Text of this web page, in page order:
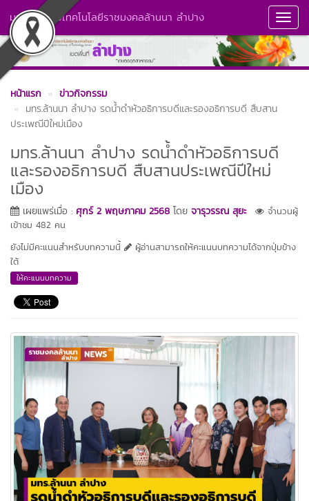
มหาวิทยาลัยเทคโนโลยีราชมงคลล้านนา ลำปาง
หน้าแรก
ข่าวกิจกรรม
มทร.ล้านนา ลำปาง รดน้ำดำหัวอธิการบดีและรองอธิการบดี สืบสาน
ประเพณีปีใหม่เมือง
มทร.ล้านนา ลำปาง รดน้ำดำหัวอธิการบดี
และรองอธิการบดี สืบสานประเพณีปีใหม่
เมือง
เผยแพร่เมื่อ : ศุกร์ 2 พฤษภาคม 2568 โดย จารุวรรณ สุยะ
จำนวนผู้
เข้าชม 482 คน
ยังไม่มีคะแนนสำหรับบทความนี้
ผู้อ่านสามารถให้คะแนนบทความได้จากปุ่มข้าง
ใต้
ให้คะแนนบทความ